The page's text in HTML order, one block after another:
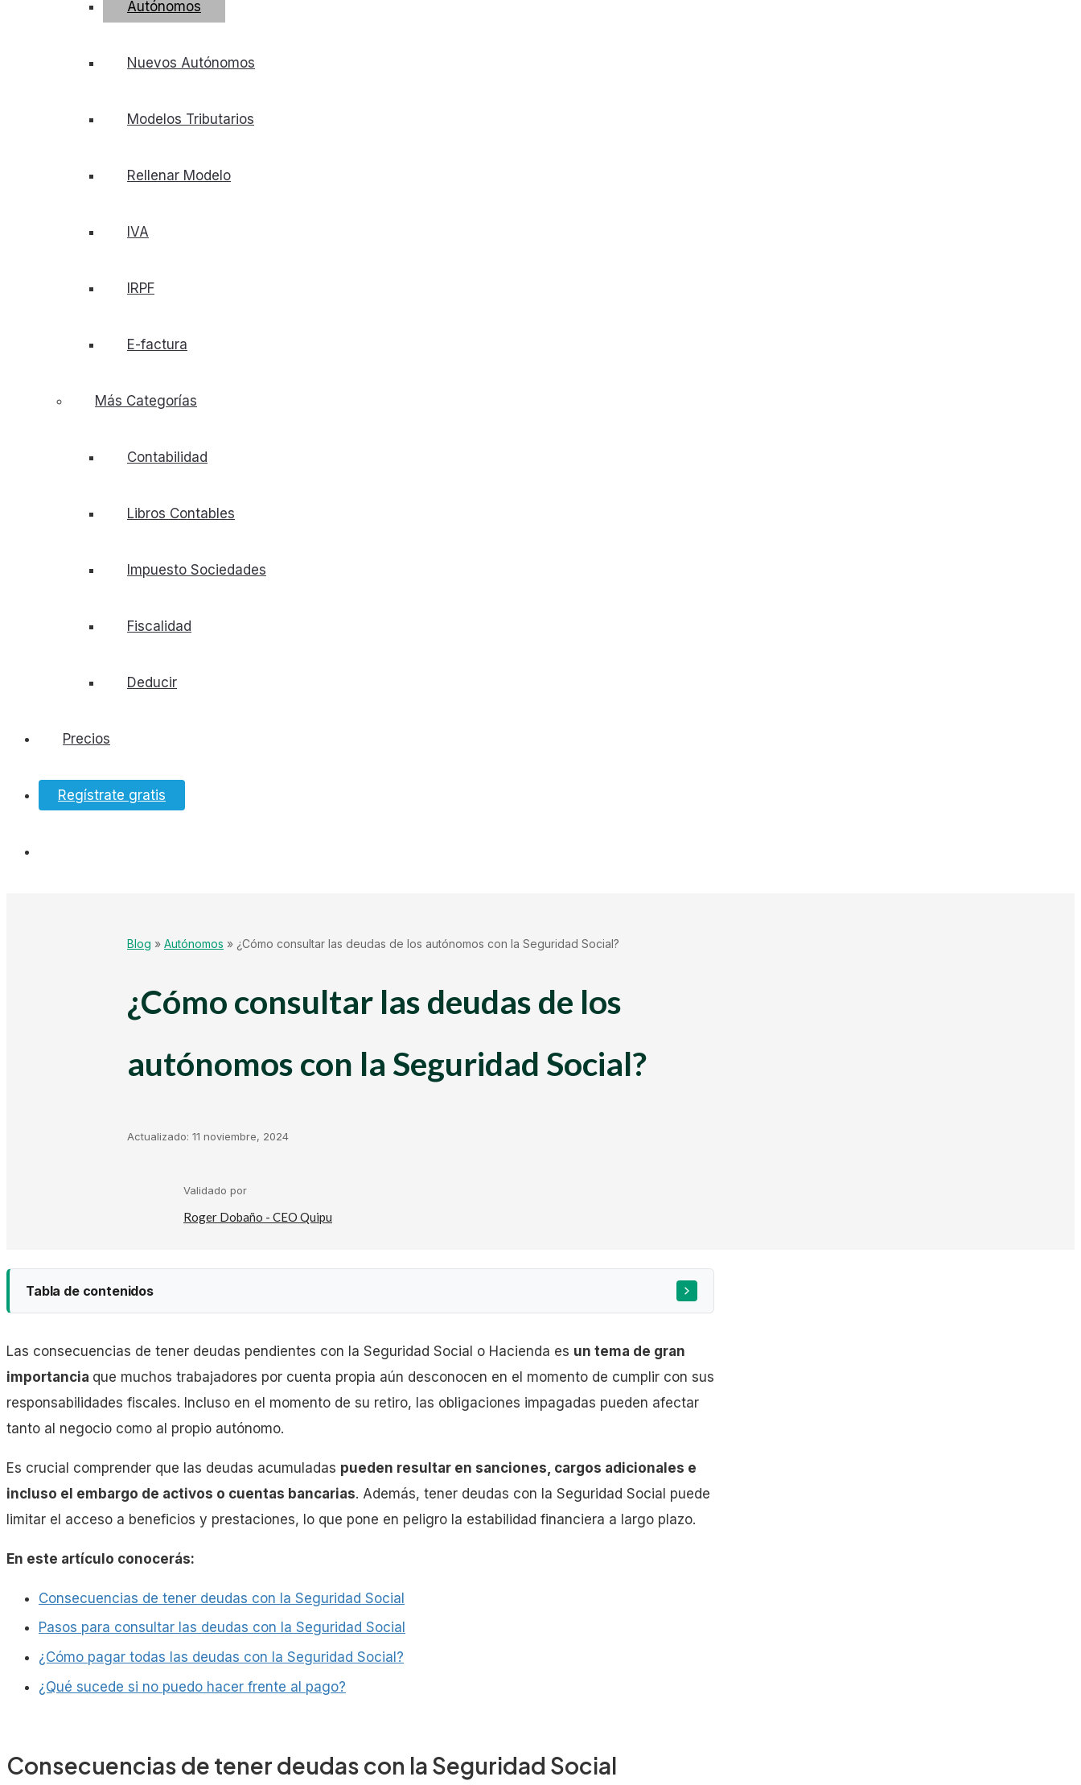
Autónomos
Nuevos Autónomos
Modelos Tributarios
Rellenar Modelo
IVA
IRPF
E-factura
Más Categorías
Contabilidad
Libros Contables
Impuesto Sociedades
Fiscalidad
Deducir
Bancos
Mundo Startup
Kit Digital
Plantillas Facturación
Plantillas Negocio
Laboral
Precios
Regístrate gratis
Blog » Autónomos » ¿Cómo consultar las deudas de los autónomos con la Seguridad Social?
¿Cómo consultar las deudas de los
autónomos con la Seguridad Social?
Actualizado: 11 noviembre, 2024
Validado por
Roger Dobaño - CEO Quipu
Tabla de contenidos
Paso 1: Sede Electrónica de la Seguridad Social
Paso 2: Consulta de deudas y obtención de documento de pago
Las consecuencias de tener deudas pendientes con la Seguridad Social o Hacienda es un tema de gran
importancia que muchos trabajadores por cuenta propia aún desconocen en el momento de cumplir con sus
responsabilidades fiscales. Incluso en el momento de su retiro, las obligaciones impagadas pueden afectar
tanto al negocio como al propio autónomo.
Es crucial comprender que las deudas acumuladas pueden resultar en sanciones, cargos adicionales e
incluso el embargo de activos o cuentas bancarias. Además, tener deudas con la Seguridad Social puede
limitar el acceso a beneficios y prestaciones, lo que pone en peligro la estabilidad financiera a largo plazo.
En este artículo conocerás:
Consecuencias de tener deudas con la Seguridad Social
Pasos para consultar las deudas con la Seguridad Social
¿Cómo pagar todas las deudas con la Seguridad Social?
¿Qué sucede si no puedo hacer frente al pago?
Consecuencias de tener deudas con la Seguridad Social